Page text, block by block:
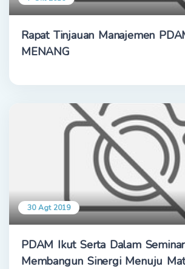
Rapat Tinjauan Manajemen
MENANG
30 Agt 2019
PDAM Ikut Serta Dalam Seminar
Membangun Sinergi Menuju